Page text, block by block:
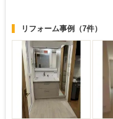
リフォーム事例 （7件）